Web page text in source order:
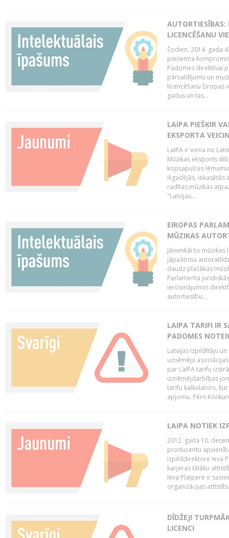
AUTORTIESĪBAS:
LICENCĒŠANU
Šodien, 2014. gada
pieņemta
Padomes direktīvai
pārvaldījumu un
licencēšanu Eiropas
gadus un tas...
LAIPA PIEŠĶIR
EKSPORTA
LaIPA ir viena no
Mūzikas eksports
kopsapulces
ikgadējās, iekasētās
radītas mūzikas
"Latvijas...
EIROPAS
MŪZIKAS
Jāvienkāršo
jāpaātrina
daudz plašākas
Parlamenta
ierosinājumos
autortiesību...
LAIPA TARIFI IR
PADOMES
Latvijas Izpildītāju
uzņēmēju
par LaIPA tarifu
uzņēmējdarbības
tarifu kalkulators,
apjomu. Pērn
LAIPA NOTIEK
2012. gada 10.
producentu
izpilddirektore Ieva
karjeras tālāku
Ieva Platpere ir
organizācijas
DĪDŽEJI
LICENCI